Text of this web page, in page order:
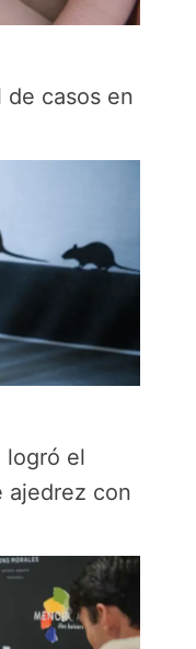
casos en
logró el
ajedrez con